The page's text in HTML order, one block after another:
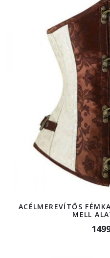
ACÉLMEREVÍTŐS
MELL